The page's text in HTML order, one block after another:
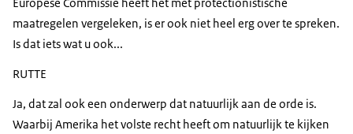
Europese Commissie heeft het met protectionistische
maatregelen vergeleken, is er ook niet heel erg over te spreken.
Is dat iets wat u ook...
RUTTE
Ja, dat zal ook een onderwerp dat natuurlijk aan de orde is.
Waarbij Amerika het volste recht heeft om natuurlijk te kijken